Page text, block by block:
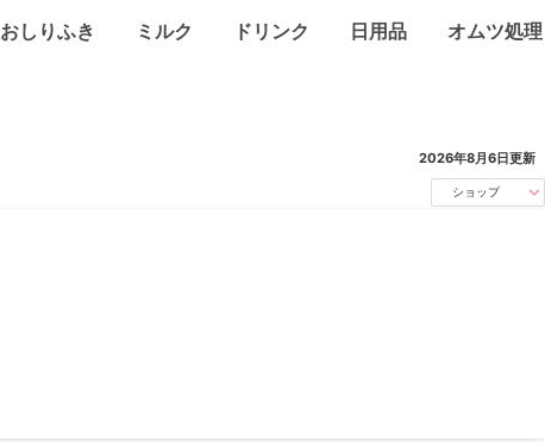
おしりふき ミルク ドリンク 日用品 オムツ処理
2026年8月6日更新
ショップ